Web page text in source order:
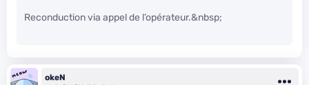
Reconduction via appel de l’opérateur.&nbsp;
okeN